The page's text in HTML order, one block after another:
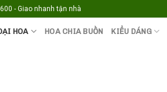
- Giao nhanh tận nhà
HOA HOA CHIA BUỒN KIỂU DÁNG